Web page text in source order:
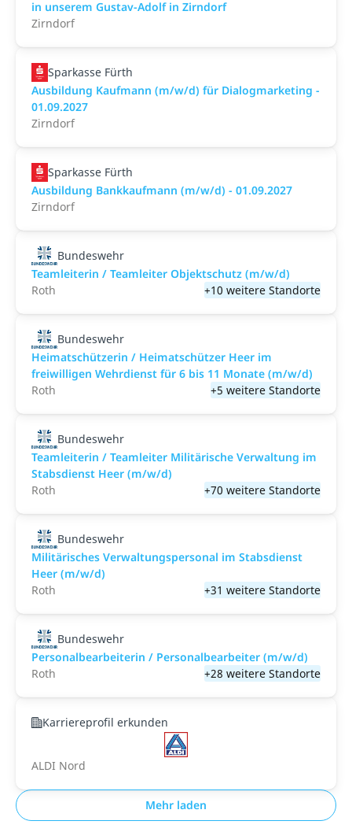
in unserem Gustav-Adolf in Zirndorf
Zirndorf
Sparkasse Fürth
Ausbildung Kaufmann (m/w/d) für Dialogmarketing -
01.09.2027
Zirndorf
Sparkasse Fürth
Ausbildung Bankkaufmann (m/w/d) - 01.09.2027
Zirndorf
Bundeswehr
Teamleiterin / Teamleiter Objektschutz (m/w/d)
Roth
+10 weitere Standorte
Bundeswehr
Heimatschützerin / Heimatschützer Heer im
freiwilligen Wehrdienst für 6 bis 11 Monate (m/w/d)
Roth
+5 weitere Standorte
Bundeswehr
Teamleiterin / Teamleiter Militärische Verwaltung im
Stabsdienst Heer (m/w/d)
Roth
+70 weitere Standorte
Bundeswehr
Militärisches Verwaltungspersonal im Stabsdienst
Heer (m/w/d)
Roth
+31 weitere Standorte
Bundeswehr
Personalbearbeiterin / Personalbearbeiter (m/w/d)
Roth
+28 weitere Standorte
Karriereprofil erkunden
ALDI Nord
Mehr laden